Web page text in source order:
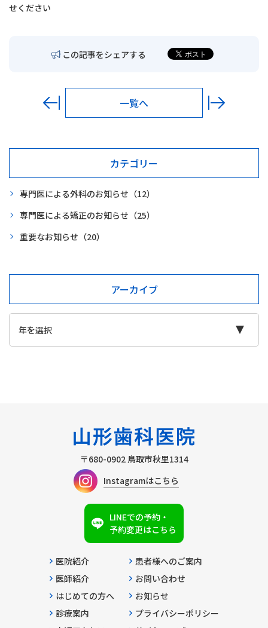
せください
この記事をシェアする
一覧へ
カテゴリー
専門医による外科のお知らせ （12）
専門医による矯正のお知らせ （25）
重要なお知らせ （20）
アーカイブ
〒680-0902 鳥取市秋里1314
Instagramはこちら
LINEでの予約・
予約変更はこちら
医院紹介
医師紹介
はじめての方へ
診療案内
患者様へのご案内
お問い合わせ
お知らせ
プライバシーポリシー